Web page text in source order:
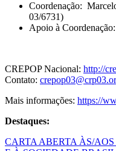
Coordenação:
03/6731)
Apoio à
CREPOP Nacional: http://
Contato:
Mais informações: https://
Destaques:
CARTA ABERTA ÀS/